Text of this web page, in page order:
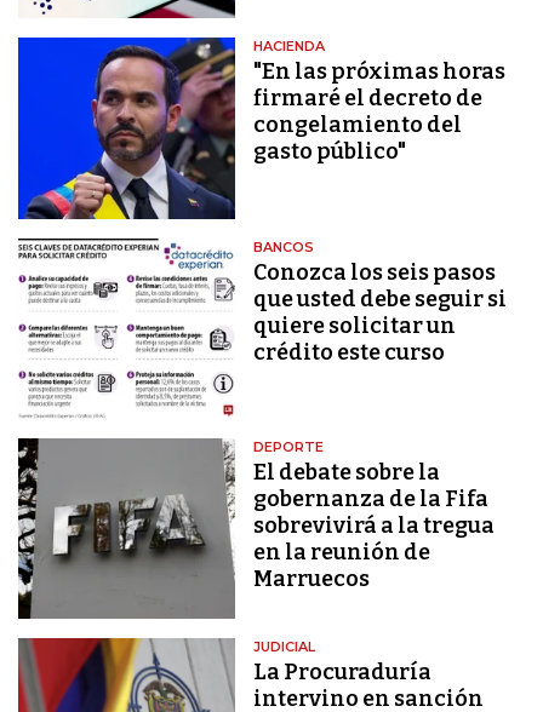
HACIENDA
"En las próximas horas
firmaré el decreto de
congelamiento del
gasto público"
BANCOS
Conozca los seis pasos
que usted debe seguir si
quiere solicitar un
crédito este curso
DEPORTE
El debate sobre la
gobernanza de la Fifa
sobrevivirá a la tregua
en la reunión de
Marruecos
JUDICIAL
La Procuraduría
intervino en sanción